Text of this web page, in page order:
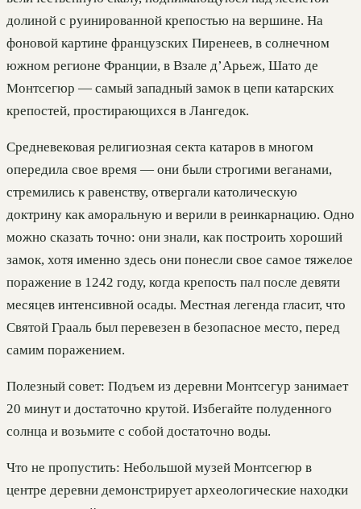
долиной с руинированной крепостью на вершине. На
фоновой картине французских Пиренеев, в солнечном
южном регионе Франции, в Взале д’Арьеж, Шато де
Монтсегюр — самый западный замок в цепи катарских
крепостей, простирающихся в Лангедок.
Средневековая религиозная секта катаров в многом
опередила свое время — они были строгими веганами,
стремились к равенству, отвергали католическую
доктрину как аморальную и верили в реинкарнацию. Одно
можно сказать точно: они знали, как построить хороший
замок, хотя именно здесь они понесли свое самое тяжелое
поражение в 1242 году, когда крепость пал после девяти
месяцев интенсивной осады. Местная легенда гласит, что
Святой Грааль был перевезен в безопасное место, перед
самим поражением.
Полезный совет: Подъем из деревни Монтсегур занимает
20 минут и достаточно крутой. Избегайте полуденного
солнца и возьмите с собой достаточно воды.
Что не пропустить: Небольшой музей Монтсегюр в
центре деревни демонстрирует археологические находки